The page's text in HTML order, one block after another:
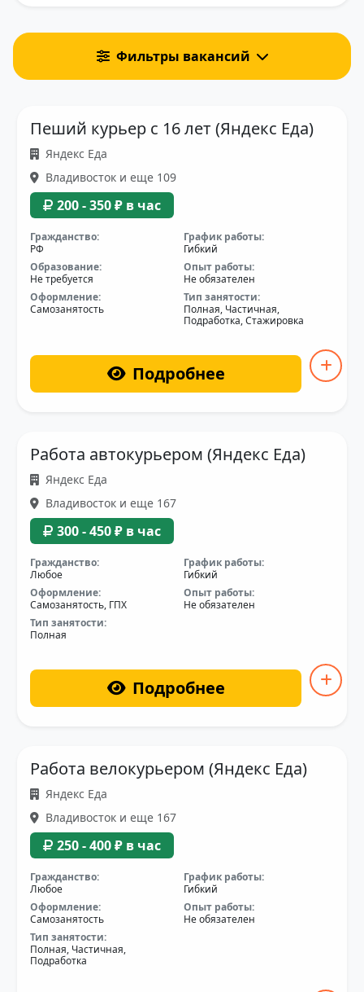
Фильтры вакансий
Пеший курьер с 16 лет (Яндекс Еда)
Яндекс Еда
Владивосток и еще 109
200 - 350 ₽ в час
Гражданство:
РФ
График работы:
Гибкий
Образование:
Не требуется
Опыт работы:
Не обязателен
Оформление:
Самозанятость
Тип занятости:
Полная, Частичная,
Подработка, Стажировка
Подробнее
Работа автокурьером (Яндекс Еда)
Яндекс Еда
Владивосток и еще 167
300 - 450 ₽ в час
Гражданство:
Любое
График работы:
Гибкий
Оформление:
Самозанятость, ГПХ
Опыт работы:
Не обязателен
Тип занятости:
Полная
Подробнее
Работа велокурьером (Яндекс Еда)
Яндекс Еда
Владивосток и еще 167
250 - 400 ₽ в час
Гражданство:
Любое
График работы:
Гибкий
Оформление:
Самозанятость
Опыт работы:
Не обязателен
Тип занятости:
Полная, Частичная,
Подработка